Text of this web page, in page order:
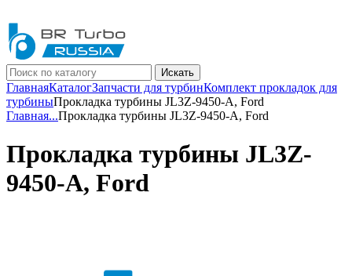
Искать
ГлавнаяКаталогЗапчасти для турбинКомплект прокладок для
турбиныПрокладка турбины JL3Z-9450-A, Ford
Главная...Прокладка турбины JL3Z-9450-A, Ford
Прокладка турбины JL3Z-
9450-A, Ford